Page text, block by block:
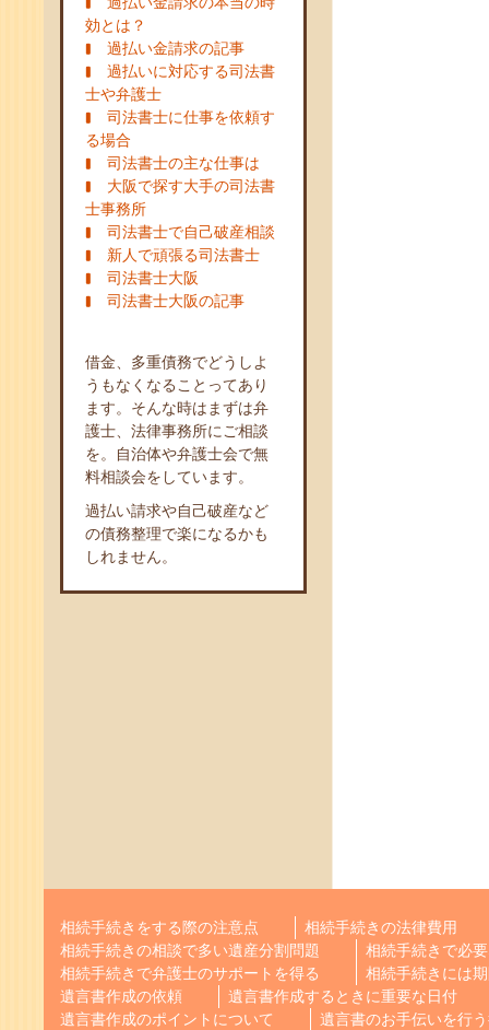
効とは？
過払い金請求の記事
過払いに対応する司法書
士や弁護士
司法書士に仕事を依頼す
る場合
司法書士の主な仕事は
大阪で探す大手の司法書
士事務所
司法書士で自己破産相談
新人で頑張る司法書士
司法書士大阪
司法書士大阪の記事
借金、多重債務でどうしよ
うもなくなることってあり
ます。そんな時はまずは弁
護士、法律事務所にご相談
を。自治体や弁護士会で無
料相談会をしています。
過払い請求や自己破産など
の債務整理で楽になるかも
しれません。
相続手続きをする際の注意点
相続手続きの法律費用
相続手続きの相談で多い遺産分割問題
相続手続きで必
相続手続きで弁護士のサポートを得る
相続手続きには
遺言書作成の依頼
遺言書作成するときに重要な日付
遺言書作成のポイントについて
遺言書のお手伝いを行